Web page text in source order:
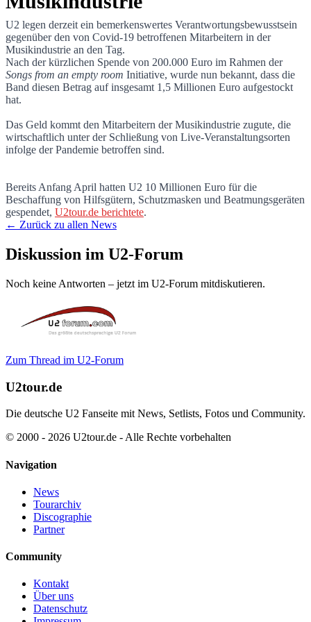
U2 spenden weitere 1,5 Millionen für
U2 legen derzeit ein bemerkenswertes Verantwortungsbewusstsein
gegenüber den von Covid-19 betroffenen Mitarbeitern in der
Musikindustrie an den Tag.
Nach der kürzlichen Spende von 200.000 Euro im Rahmen der
Songs from an empty room Initiative, wurde nun bekannt, dass die
Band diesen Betrag auf insgesamt 1,5 Millionen Euro aufgestockt
hat.
Das Geld kommt den Mitarbeitern der Musikindustrie zugute, die
wirtschaftlich unter der Schließung von Live-Veranstaltungsorten
infolge der Pandemie betroffen sind.
Bereits Anfang April hatten U2 10 Millionen Euro für die
Beschaffung von Hilfsgütern, Schutzmasken und Beatmungsgeräten
gespendet, U2tour.de berichtete.
← Zurück zu allen News
Diskussion im U2-Forum
Noch keine Antworten – jetzt im U2-Forum mitdiskutieren.
Zum Thread im U2-Forum
U2tour.de
Die deutsche U2 Fanseite mit News, Setlists, Fotos und Community.
© 2000 - 2026 U2tour.de - Alle Rechte vorbehalten
Navigation
News
Tourarchiv
Discographie
Partner
Community
Kontakt
Über uns
Datenschutz